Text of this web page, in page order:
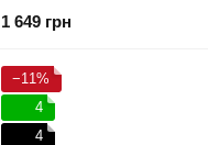
1 649 грн
−11%
4
4